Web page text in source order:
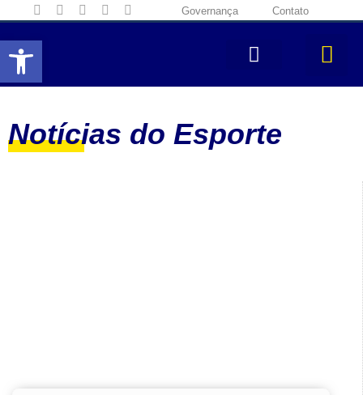
Abrir a barra de ferramentas
Governança Contato
Notícias do Esporte